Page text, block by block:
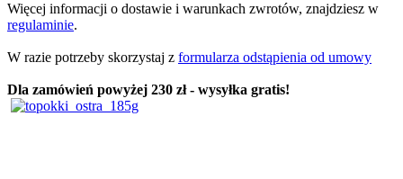
Więcej informacji o dostawie i warunkach zwrotów, znajdziesz w
regulaminie.
W razie potrzeby skorzystaj z formularza odstąpienia od umowy
Dla zamówień powyżej 230 zł - wysyłka gratis!